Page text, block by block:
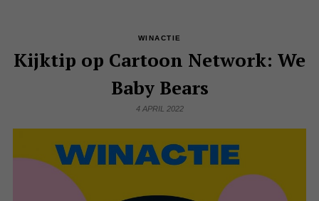
WINACTIE
Kijktip op Cartoon Network: We
Baby Bears
4 APRIL 2022